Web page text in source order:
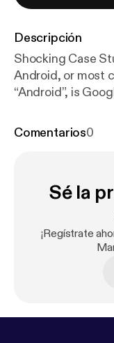
Descripción
Shocking Case
Android, or most
“Android”, is
smartphone
adhesives,
treatments that
hobbyists all
Comentarios0
Sé la
¡Regístrate